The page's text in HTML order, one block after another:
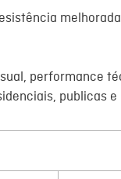
performance
publicas